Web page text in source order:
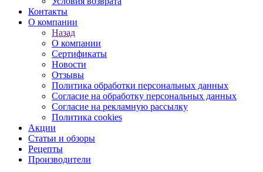
Контакты
О компании
Назад
О компании
Сертификаты
Новости
Отзывы
Политика обработки персональных данных
Согласие на обработку персональных данных
Согласие на рекламную рассылку
Политика cookies
Акции
Статьи и обзоры
Рецепты
Производители